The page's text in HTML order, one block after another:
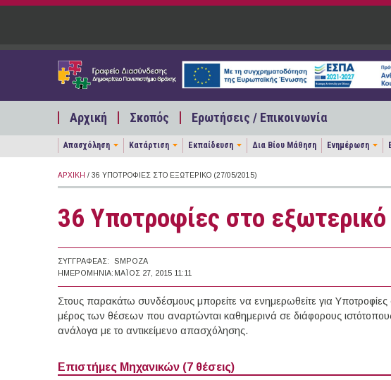
Παράκαμψη προς το κυρίως περιεχόμενο
Αρχική Σκοπός Ερωτήσεις / Επικοινωνία
Απασχόληση Κατάρτιση Εκπαίδευση Δια Βίου Μάθηση Ενημέρωση
ΑΡΧΙΚΉ / 36 ΥΠΟΤΡΟΦΊΕΣ ΣΤΟ ΕΞΩΤΕΡΙΚΌ (27/05/2015)
36 Υποτροφίες στο
ΣΥΓΓΡΑΦΈΑΣ:
SMPOZA
ΗΜΕΡΟΜΗΝΊΑ: ΜΆΙΟΣ 27, 2015 11:11
Στους παρακάτω συνδέσμους μπορείτε να ενημερωθείτε για Υποτροφίες
μέρος των θέσεων που αναρτώνται καθημερινά σε διάφορους
ανάλογα με το αντικείμενο απασχόλησης.
Επιστήμες Μηχανικών (7 θέσεις)